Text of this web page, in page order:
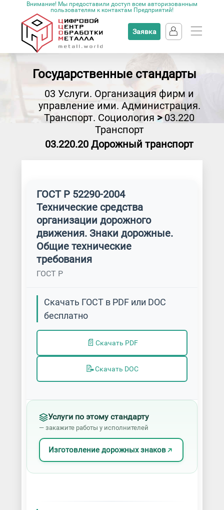
Внимание! Мы предоставили доступ всем авторизованным
пользователям к контактам Предприятий!
Заявка
Государственные стандарты
03 Услуги. Организация фирм и
управление ими. Администрация.
Транспорт. Социология >03.220
Транспорт
03.220.20 Дорожный транспорт
ГОСТ Р 52290-2004
Технические средства
организации дорожного
движения. Знаки дорожные.
Общие технические
требования
ГОСТ Р
Скачать ГОСТ в PDF или DOC
бесплатно
📄 Скачать PDF
📝Скачать DOC
Услуги по этому стандарту
— закажите работы у исполнителей
Изготовление дорожных знаков